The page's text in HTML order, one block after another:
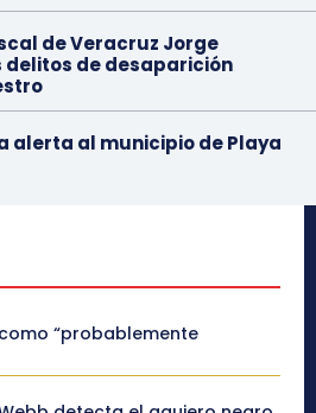
de Veracruz Jorge
delitos de desaparición
alerta al municipio de Playa
“probablemente